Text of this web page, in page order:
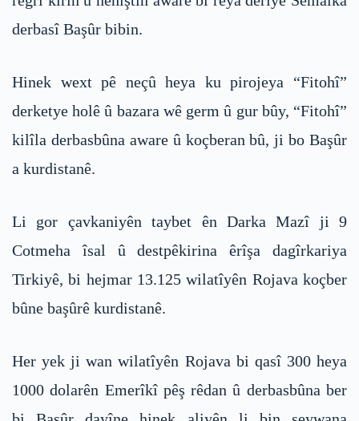
derbasî Başûr bibin.
Hinek wext pê neçû heya ku pirojeya “Fitohî”
derketye holê û bazara wê germ û gur bûy, “Fitohî”
kilîla derbasbûna aware û koçberan bû, ji bo Başûr
a kurdistanê.
Li gor çavkaniyên taybet ên Darka Mazî ji 9
Cotmeha îsal û destpêkirina êrîşa dagîrkariya
Tirkiyê, bi hejmar 13.125 wilatîyên Rojava koçber
bûne başûrê kurdistanê.
Her yek ji wan wilatîyên Rojava bi qasî 300 heya
1000 dolarên Emerîkî pêş rêdan û derbasbûna ber